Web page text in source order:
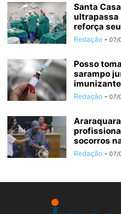
Santa
ultrapassa
reforça
Redação - 07/
Posso
sarampo
Redação - 07/
socorros
Redação - 07/